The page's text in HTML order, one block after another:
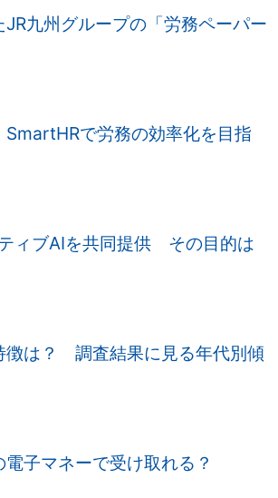
九州グループの「労務ペーパー
で労務の効率化を目指
ィブAIを共同提供 その目的は
徴は？ 調査結果に見る年代別傾
子マネーで受け取れる？